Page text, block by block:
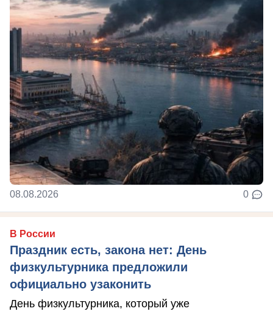
08.08.2026 0
В России
Праздник есть, закона нет: День
физкультурника предложили
официально узаконить
День физкультурника, который уже